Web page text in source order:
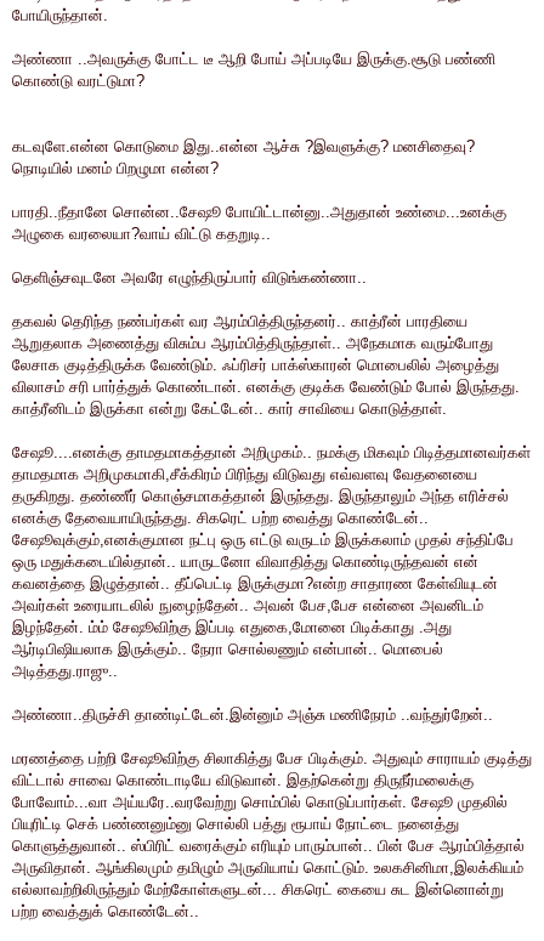
போயிருந்தான்.
அண்ணா ..அவருக்கு போட்ட டீ ஆறி போய் அப்படியே இருக்கு.சூடு பண்ணி
கொண்டு வரட்டுமா?
கடவுளே.என்ன கொடுமை இது..என்ன ஆச்சு ?இவளுக்கு? மனசிதைவு?
நொடியில் மனம் பிறழுமா என்ன?
பாரதி..நீதானே சொன்ன..சேஷூ போயிட்டான்னு..அதுதான் உண்மை...உனக்கு
அழுகை வரலையா?வாய் விட்டு கதறுடி..
தெளிஞ்சவுடனே அவரே எழுந்திருப்பார் விடுங்கண்ணா..
தகவல் தெரிந்த நண்பர்கள் வர ஆரம்பித்திருந்தனர்.. காத்ரீன் பாரதியை
ஆறுதலாக அணைத்து விசும்ப ஆரம்பித்திருந்தாள்.. அநேகமாக வரும்போது
லேசாக குடித்திருக்க வேண்டும். ஃப்ரிசர் பாக்ஸ்காரன் மொபைலில் அழைத்து
விலாசம் சரி பார்த்துக் கொண்டான். எனக்கு குடிக்க வேண்டும் போல் இருந்தது.
காத்ரீனிடம் இருக்கா என்று கேட்டேன்.. கார் சாவியை கொடுத்தாள்.
சேஷூ....எனக்கு தாமதமாகத்தான் அறிமுகம்.. நமக்கு மிகவும் பிடித்தமானவர்கள்
தாமதமாக அறிமுகமாகி,சீக்கிரம் பிரிந்து விடுவது எவ்வளவு வேதனையை
தருகிறது. தண்ணீர் கொஞ்சமாகத்தான் இருந்தது. இருந்தாலும் அந்த எரிச்சல்
எனக்கு தேவையாயிருந்தது. சிகரெட் பற்ற வைத்து கொண்டேன்..
சேஷூவுக்கும்,எனக்குமான நட்பு ஒரு எட்டு வருடம் இருக்கலாம் முதல் சந்திப்பே
ஒரு மதுக்கடையில்தான்.. யாருடனோ விவாதித்து கொண்டிருந்தவன் என்
கவனத்தை இழுத்தான்.. தீப்பெட்டி இருக்குமா?என்ற சாதாரண கேள்வியுடன்
அவர்கள் உரையாடலில் நுழைந்தேன்.. அவன் பேச,பேச என்னை அவனிடம்
இழந்தேன். ம்ம் சேஷூவிற்கு இப்படி எதுகை,மோனை பிடிக்காது .அது
ஆர்டிபிஷியலாக இருக்கும்.. நேரா சொல்லணும் என்பான்.. மொபைல்
அடித்தது.ராஜு..
அண்ணா..திருச்சி தாண்டிட்டேன்.இன்னும் அஞ்சு மணிநேரம் ..வந்துர்றேன்..
மரணத்தை பற்றி சேஷூவிற்கு சிலாகித்து பேச பிடிக்கும். அதுவும் சாராயம் குடித்து
விட்டால் சாவை கொண்டாடியே விடுவான். இதற்கென்று திருநீர்மலைக்கு
போவோம்...வா அய்யரே..வரவேற்று சொம்பில் கொடுப்பார்கள். சேஷூ முதலில்
பியுரிட்டி செக் பண்ணனும்னு சொல்லி பத்து ரூபாய் நோட்டை நனைத்து
கொளுத்துவான்.. ஸ்பிரிட் வரைக்கும் எரியும் பாரும்பான்.. பின் பேச ஆரம்பித்தால்
அருவிதான். ஆங்கிலமும் தமிழும் அருவியாய் கொட்டும். உலகசினிமா,இலக்கியம்
எல்லாவற்றிலிருந்தும் மேற்கோள்களுடன்... சிகரெட் கையை சுட இன்னொன்று
பற்ற வைத்துக் கொண்டேன்..